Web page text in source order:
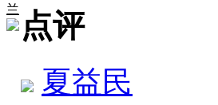
兰 点评
夏益民